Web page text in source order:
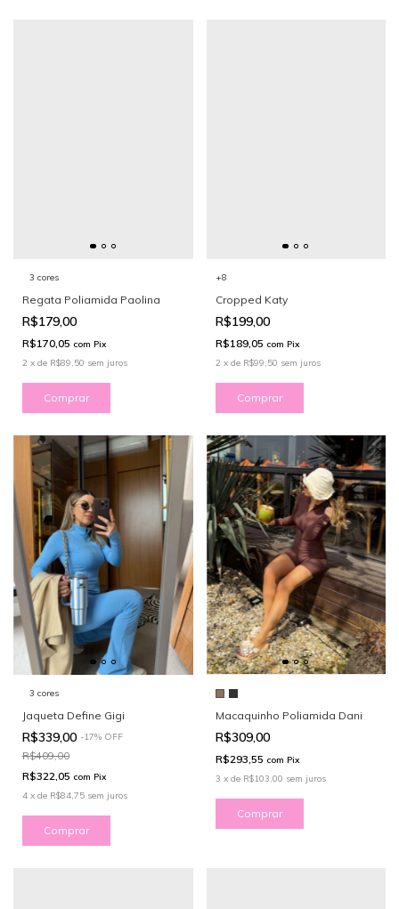
3 cores
Regata Poliamida Paolina
R$179,00
R$170,05 com Pix
2 x de R$89,50 sem juros
Comprar
+8
Cropped Katy
R$199,00
R$189,05 com Pix
2 x de R$99,50 sem juros
Comprar
3 cores
Jaqueta Define Gigi
R$339,00 -17% OFF
R$409,00
R$322,05 com Pix
4 x de R$84,75 sem juros
Comprar
Macaquinho Poliamida Dani
R$309,00
R$293,55 com Pix
3 x de R$103,00 sem juros
Comprar